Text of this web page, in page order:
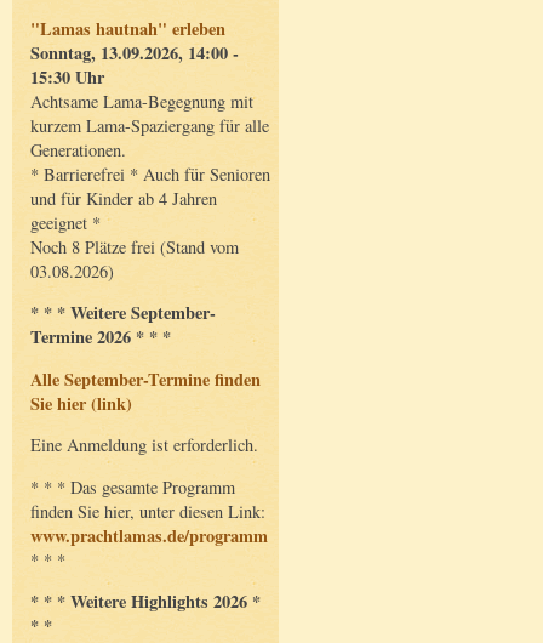
"Lamas hautnah" erleben
Sonntag, 13.09.2026, 14:00 -
15:30 Uhr
Achtsame Lama-Begegnung mit
kurzem Lama-Spaziergang für alle
Generationen.
* Barrierefrei * Auch für Senioren
und für Kinder ab 4 Jahren
geeignet *
Noch 8 Plätze frei (Stand vom
03.08.2026)
* * * Weitere September-
Termine 2026 * * *
Alle September-Termine finden
Sie hier (link)
Eine Anmeldung ist erforderlich.
* * * Das gesamte Programm
finden Sie hier, unter diesen Link:
www.prachtlamas.de/programm
* * *
* * * Weitere Highlights 2026 *
* *